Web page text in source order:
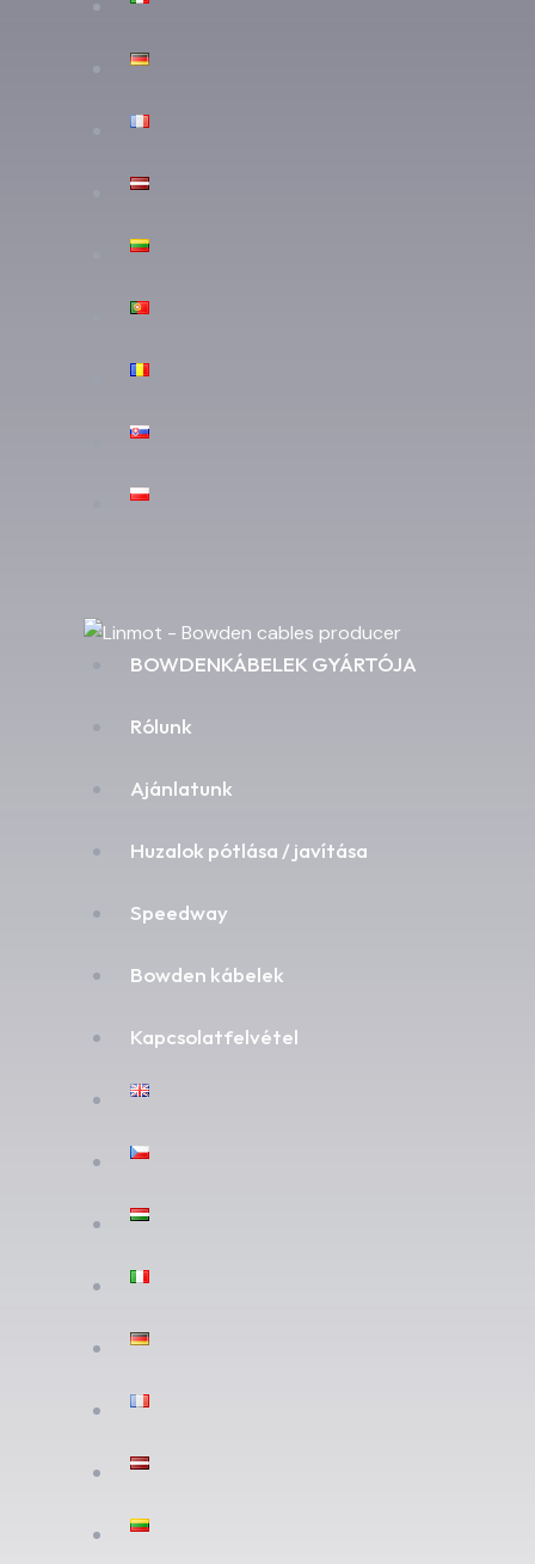
BOWDENKÁBELEK GYÁRTÓJA
Rólunk
Ajánlatunk
Huzalok pótlása / javítása
Speedway
Bowden kábelek
Kapcsolatfelvétel